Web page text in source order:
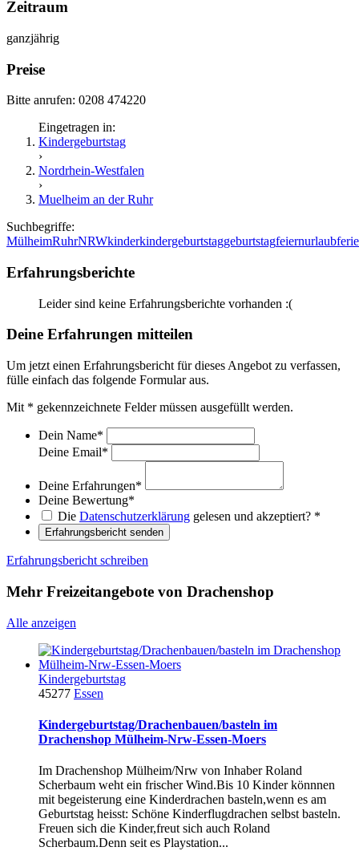
Zeitraum
ganzjährig
Preise
Bitte anrufen: 0208 474220
Eingetragen in:
Kindergeburtstag
›
Nordrhein-Westfalen
›
Muelheim an der Ruhr
Suchbegriffe:
MülheimRuhrNRWkinderkindergeburtstaggeburtstagfeiernurlaub
Erfahrungsberichte
Leider sind keine Erfahrungsberichte vorhanden :(
Deine Erfahrungen mitteilen
Um jetzt einen Erfahrungsbericht für dieses Angebot zu verfassen,
fülle einfach das folgende Formular aus.
Mit * gekennzeichnete Felder müssen ausgefüllt werden.
Dein Name*
Deine Email*
Deine Erfahrungen*
Deine Bewertung*
Die Datenschutzerklärung gelesen und akzeptiert? *
Erfahrungsbericht senden
Erfahrungsbericht schreiben
Mehr Freizeitangebote von Drachenshop
Alle anzeigen
Kindergeburtstag
45277 Essen
Kindergeburtstag/Drachenbauen/basteln im
Drachenshop Mülheim-Nrw-Essen-Moers
Im Drachenshop Mülheim/Nrw von Inhaber Roland
Scherbaum weht ein frischer Wind.Bis 10 Kinder könnnen
mit begeisterung eine Kinderdrachen basteln,wenn es am
Geburtstag heisst: Schöne Kinderflugdrachen selbst basteln.
Freuen sich die Kinder,freut sich auch Roland
Scherbaum.Denn seit es Playstation...